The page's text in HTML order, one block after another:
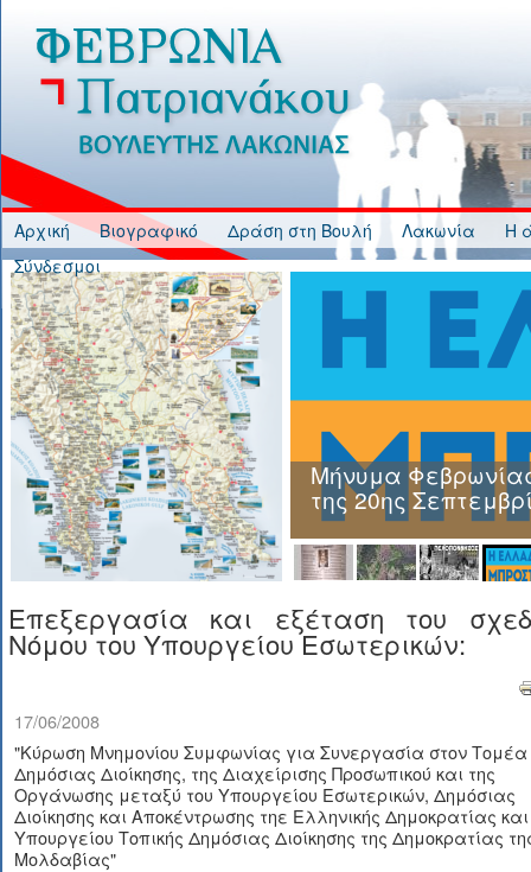
Αρχική Βιογραφικό Δράση στη Βουλή Λακωνία
Η
Σύνδεσμοι
Μήνυμα
της 20ης
Επεξεργασία και εξέταση του
Νόμου του Υπουργείου Εσωτερικών:
17/06/2008
"Κύρωση Μνημονίου Συμφωνίας για Συνεργασία στον Τομέα
Δημόσιας Διοίκησης, της Διαχείρισης Προσωπικού και της
Οργάνωσης μεταξύ του Υπουργείου Εσωτερικών, Δημόσιας
Διοίκησης και Αποκέντρωσης τηε Ελληνικής Δημοκρατίας και
Υπουργείου Τοπικής Δημόσιας Διοίκησης της Δημοκρατίας
Μολδαβίας"